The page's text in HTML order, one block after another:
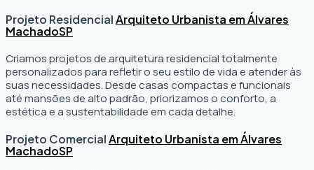
Projeto ResidencialArquiteto Urbanista em Álvares
MachadoSP
Criamos projetos de arquitetura residencial totalmente
personalizados para refletir o seu estilo de vida e atender às
suas necessidades. Desde casas compactas e funcionais
até mansões de alto padrão, priorizamos o conforto, a
estética e a sustentabilidade em cada detalhe.
Projeto ComercialArquiteto Urbanista em Álvares
MachadoSP